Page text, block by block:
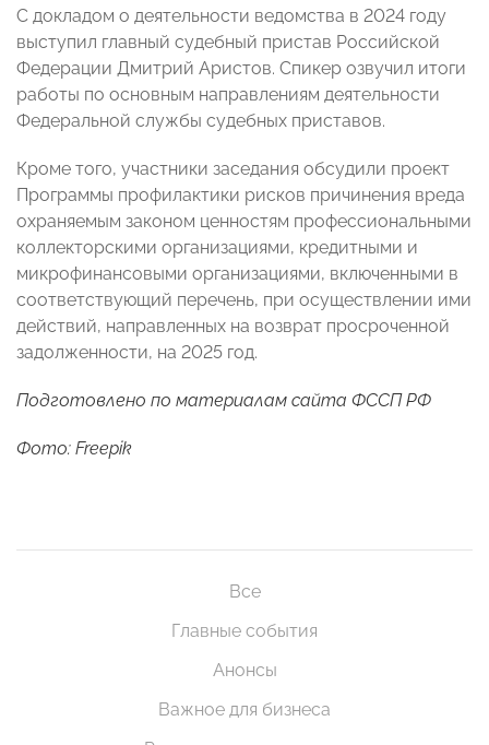
С докладом о деятельности ведомства в 2024 году
выступил главный судебный пристав Российской
Федерации Дмитрий Аристов. Спикер озвучил итоги
работы по основным направлениям деятельности
Федеральной службы судебных приставов.
Кроме того, участники заседания обсудили проект
Программы профилактики рисков причинения вреда
охраняемым законом ценностям профессиональными
коллекторскими организациями, кредитными и
микрофинансовыми организациями, включенными в
соответствующий перечень, при осуществлении ими
действий, направленных на возврат просроченной
задолженности, на 2025 год.
Подготовлено по материалам сайта ФССП РФ
Фото: Freepik
Все
Главные события
Анонсы
Важное для бизнеса